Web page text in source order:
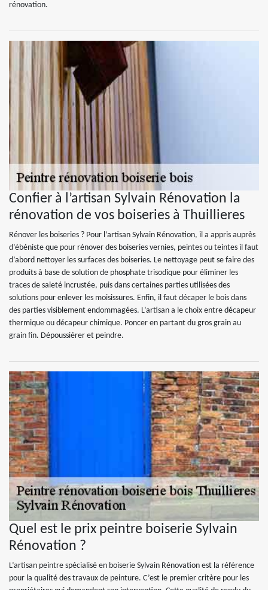
rénovation.
Confier à l’artisan Sylvain Rénovation la
rénovation de vos boiseries à Thuillieres
Rénover les boiseries ? Pour l’artisan Sylvain Rénovation, il a appris auprès
d’ébéniste que pour rénover des boiseries vernies, peintes ou teintes il faut
d’abord nettoyer les surfaces des boiseries. Le nettoyage peut se faire des
produits à base de solution de phosphate trisodique pour éliminer les
traces de saleté incrustée, puis dans certaines parties utilisées des
solutions pour enlever les moisissures. Enfin, il faut décaper le bois dans
des parties visiblement endommagées. L’artisan a le choix entre décapeur
thermique ou décapeur chimique. Poncer en partant du gros grain au
grain fin. Dépoussiérer et peindre.
Quel est le prix peintre boiserie Sylvain
Rénovation ?
L’artisan peintre spécialisé en boiserie Sylvain Rénovation est la référence
pour la qualité des travaux de peinture. C’est le premier critère pour les